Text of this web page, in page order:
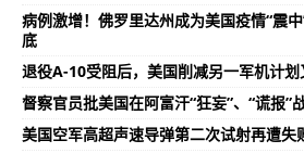
病例激增！佛罗里达州成为美国疫情“震
底
退役A-10受阻后，美国削减另一军机计划
督察官员批美国在阿富汗“狂妄”、“谎报”
美国空军高超声速导弹第二次试射再遭失